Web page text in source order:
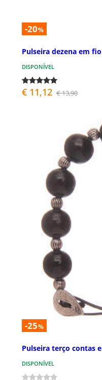
-20%
Pulseira dezena em
DISPONÍVEL
€ 11,12 € 13,90
-25%
Pulseira terço contas
DISPONÍVEL